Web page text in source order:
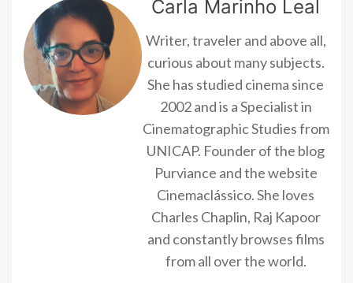
Carla Marinho Leal
Writer, traveler and above all,
curious about many subjects.
She has studied cinema since
2002 and is a Specialist in
Cinematographic Studies from
UNICAP. Founder of the blog
Purviance and the website
Cinemaclássico. She loves
Charles Chaplin, Raj Kapoor
and constantly browses films
from all over the world.